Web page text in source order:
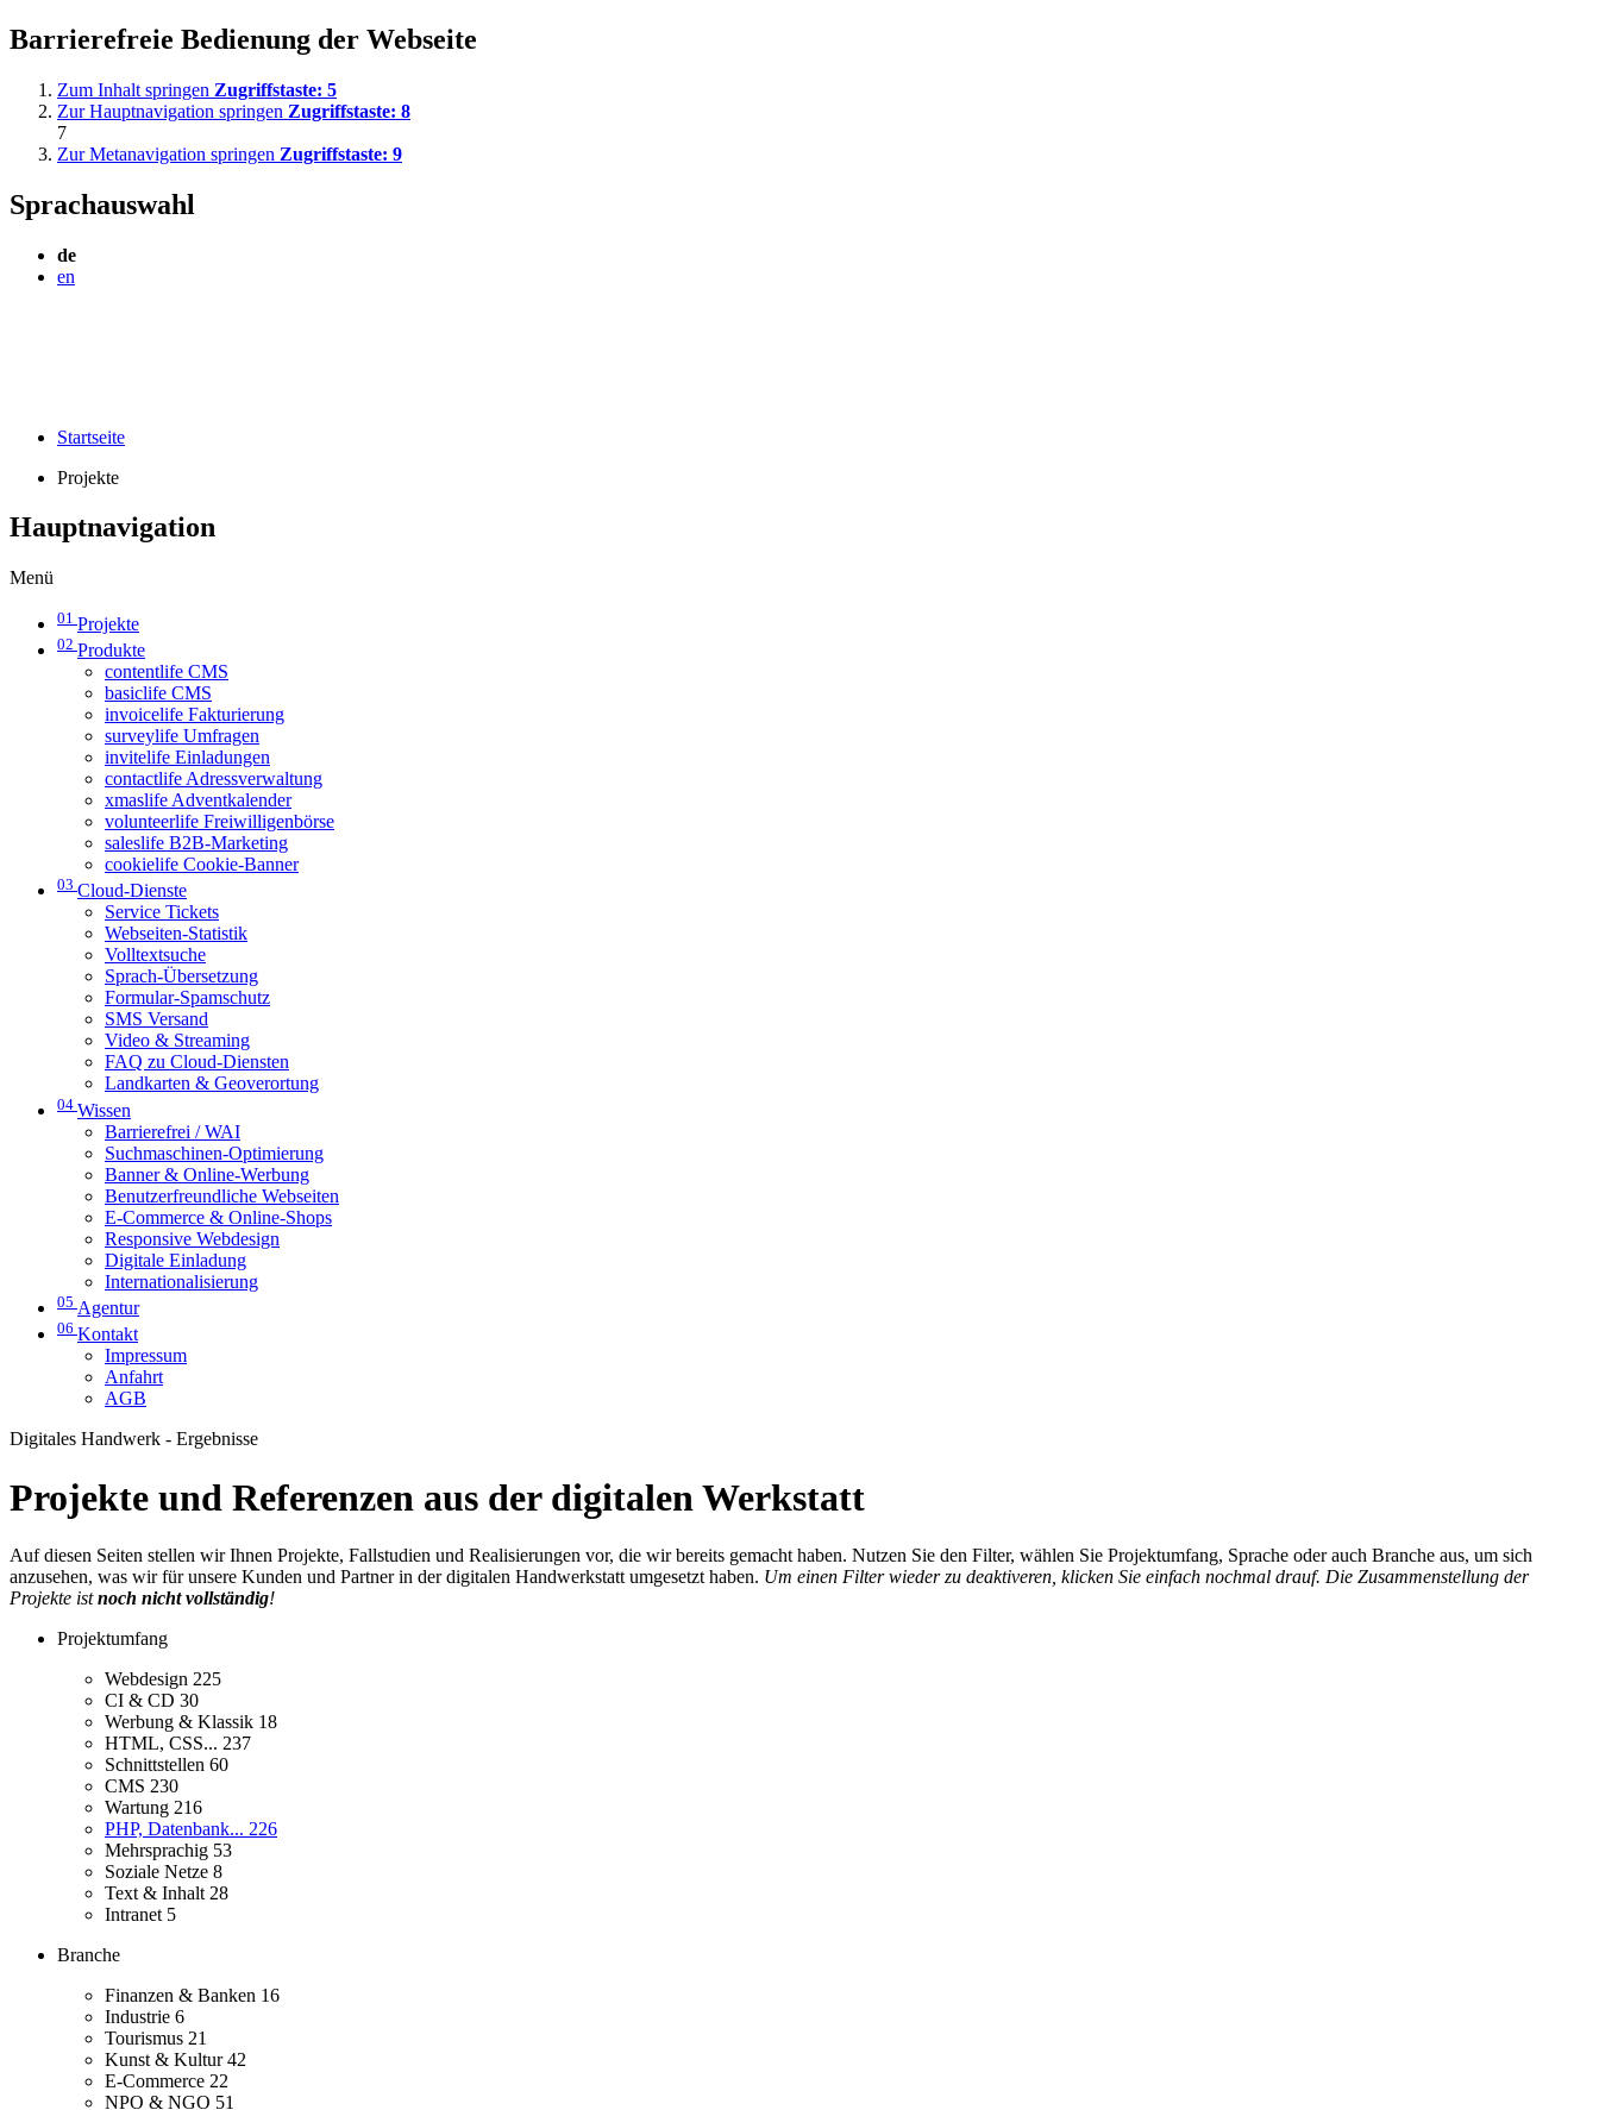
Barrierefreie Bedienung der Webseite
Zum Inhalt springen Zugriffstaste: 5
Zur Hauptnavigation springen Zugriffstaste: 8
7
Zur Metanavigation springen Zugriffstaste: 9
Sprachauswahl
de
en
Startseite
Projekte
Hauptnavigation
Menü
01 Projekte
02 Produkte
contentlife CMS
basiclife CMS
invoicelife Fakturierung
surveylife Umfragen
invitelife Einladungen
contactlife Adressverwaltung
xmaslife Adventkalender
volunteerlife Freiwilligenbörse
saleslife B2B-Marketing
cookielife Cookie-Banner
03 Cloud-Dienste
Service Tickets
Webseiten-Statistik
Volltextsuche
Sprach-Übersetzung
Formular-Spamschutz
SMS Versand
Video & Streaming
FAQ zu Cloud-Diensten
Landkarten & Geoverortung
04 Wissen
Barrierefrei / WAI
Suchmaschinen-Optimierung
Banner & Online-Werbung
Benutzerfreundliche Webseiten
E-Commerce & Online-Shops
Responsive Webdesign
Digitale Einladung
Internationalisierung
05 Agentur
06 Kontakt
Impressum
Anfahrt
AGB
Digitales Handwerk - Ergebnisse
Projekte und Referenzen aus der digitalen Werkstatt
Auf diesen Seiten stellen wir Ihnen Projekte, Fallstudien und Realisierungen vor, die wir bereits gemacht haben. Nutzen Sie den Filter, wählen Sie Projektumfang, Sprache oder auch Branche aus, um sich
anzusehen, was wir für unsere Kunden und Partner in der digitalen Handwerkstatt umgesetzt haben. Um einen Filter wieder zu deaktiveren, klicken Sie einfach nochmal drauf. Die Zusammenstellung der
Projekte istnoch nicht vollständig!
Projektumfang
Webdesign 225
CI & CD 30
Werbung & Klassik 18
HTML, CSS... 237
Schnittstellen 60
CMS 230
Wartung 216
PHP, Datenbank... 226
Mehrsprachig 53
Soziale Netze 8
Text & Inhalt 28
Intranet 5
Branche
Finanzen & Banken 16
Industrie 6
Tourismus 21
Kunst & Kultur42
E-Commerce 22
NPO & NGO 51